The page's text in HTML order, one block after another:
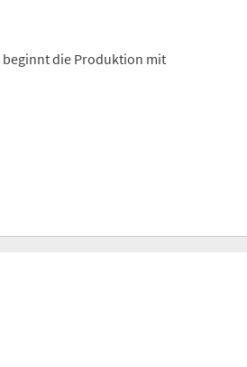
beginnt die Produktion mit